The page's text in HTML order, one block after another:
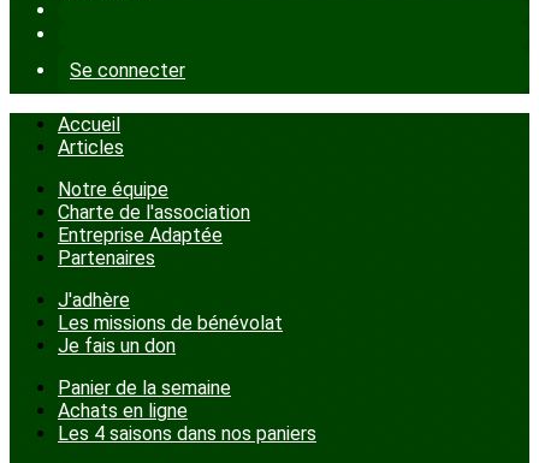
Se connecter
Accueil
Articles
Notre équipe
Charte de l'association
Entreprise Adaptée
Partenaires
J'adhère
Les missions de bénévolat
Je fais un don
Panier de la semaine
Achats en ligne
Les 4 saisons dans nos paniers